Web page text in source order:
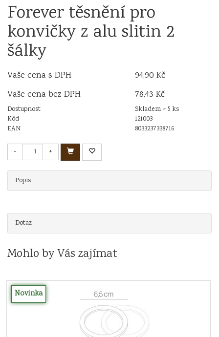
Forever těsnění pro
konvičky z alu slitin 2
šálky
Vaše cena s DPH
94,90 Kč
Vaše cena bez DPH
78,43 Kč
Dostupnost
Skladem > 5 ks
Kód
121003
EAN
8033237338716
- +
Popis
Dotaz
Mohlo by Vás zajímat
Novinka